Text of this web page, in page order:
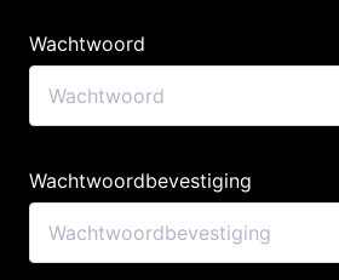
Wachtwoord
Wachtwoordbevestiging